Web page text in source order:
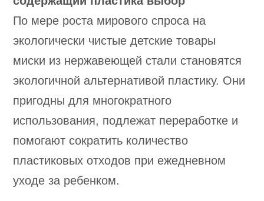
По мере роста мирового спроса на
экологически чистые детские товары
миски из нержавеющей стали становятся
экологичной альтернативой пластику. Они
пригодны для многократного
использования, подлежат переработке и
помогают сократить количество
пластиковых отходов при ежедневном
уходе за ребенком.